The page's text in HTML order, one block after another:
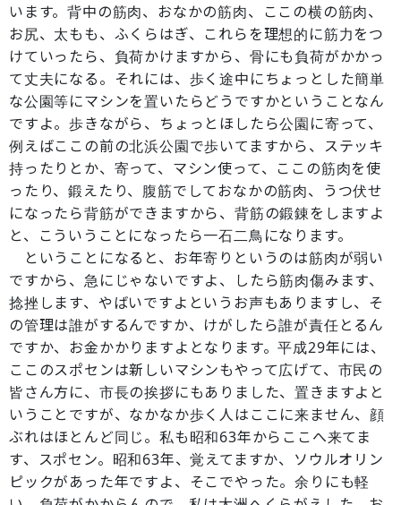
います。背中の筋肉、おなかの筋肉、ここの横の筋肉、
お尻、太もも、ふくらはぎ、これらを理想的に筋力をつ
けていったら、負荷かけますから、骨にも負荷がかかっ
て丈夫になる。それには、歩く途中にちょっとした簡単
な公園等にマシンを置いたらどうですかということなん
ですよ。歩きながら、ちょっとほしたら公園に寄って、
例えばここの前の北浜公園で歩いてますから、ステッキ
持ったりとか、寄って、マシン使って、ここの筋肉を使
ったり、鍛えたり、腹筋でしておなかの筋肉、うつ伏せ
になったら背筋ができますから、背筋の鍛錬をしますよ
と、こういうことになったら一石二鳥になります。
ということになると、お年寄りというのは筋肉が弱い
ですから、急にじゃないですよ、したら筋肉傷みます、
捻挫します、やばいですよというお声もありますし、そ
の管理は誰がするんですか、けがしたら誰が責任とるん
ですか、お金かかりますよとなります。平成29年には、
ここのスポセンは新しいマシンもやって広げて、市民の
皆さん方に、市長の挨拶にもありました、置きますよと
いうことですが、なかなか歩く人はここに来ません、顔
ぶれはほとんど同じ。私も昭和63年からここへ来てま
す、スポセン。昭和63年、覚えてますか、ソウルオリン
ピックがあった年ですよ、そこでやった。余りにも軽